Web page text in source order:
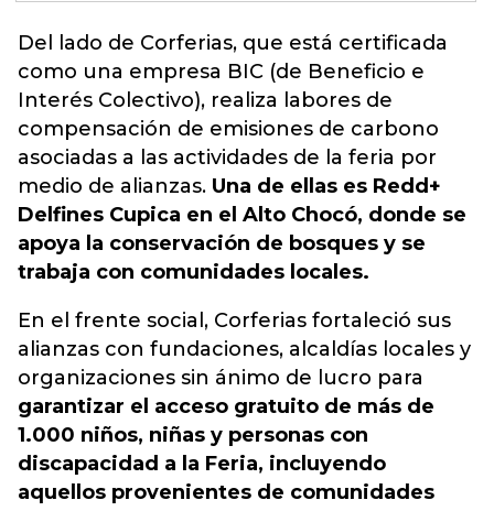
Del lado de Corferias, que está certificada
como una empresa BIC (de Beneficio e
Interés Colectivo), realiza labores de
compensación de emisiones de carbono
asociadas a las actividades de la feria por
medio de alianzas. Una de ellas es Redd+
Delfines Cupica en el Alto Chocó, donde se
apoya la conservación de bosques y se
trabaja con comunidades locales.
En el frente social, Corferias fortaleció sus
alianzas con fundaciones, alcaldías locales y
organizaciones sin ánimo de lucro para
garantizar el acceso gratuito de más de
1.000 niños, niñas y personas con
discapacidad a la Feria, incluyendo
aquellos provenientes de comunidades